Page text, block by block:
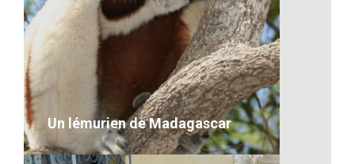
Artisanat-Chercheur d’or en action
VOIR LE DÉTAIL
Un lémurien de Madagascar